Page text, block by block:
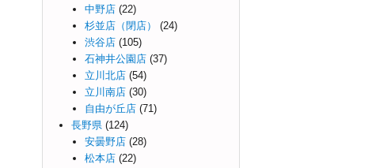
中野店(22)
杉並店（閉店）
(24)
渋谷店(105)
石神井公園店(37)
立川北店(54)
立川南店(30)
自由が丘店(71)
長野県 (124)
安曇野店(28)
松本店(22)